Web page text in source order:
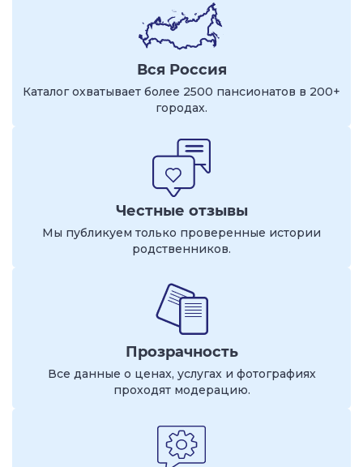
Вся Россия
Каталог охватывает более 2500 пансионатов в 200+
городах.
Честные отзывы
Мы публикуем только проверенные истории
родственников.
Прозрачность
Все данные о ценах, услугах и фотографиях
проходят модерацию.